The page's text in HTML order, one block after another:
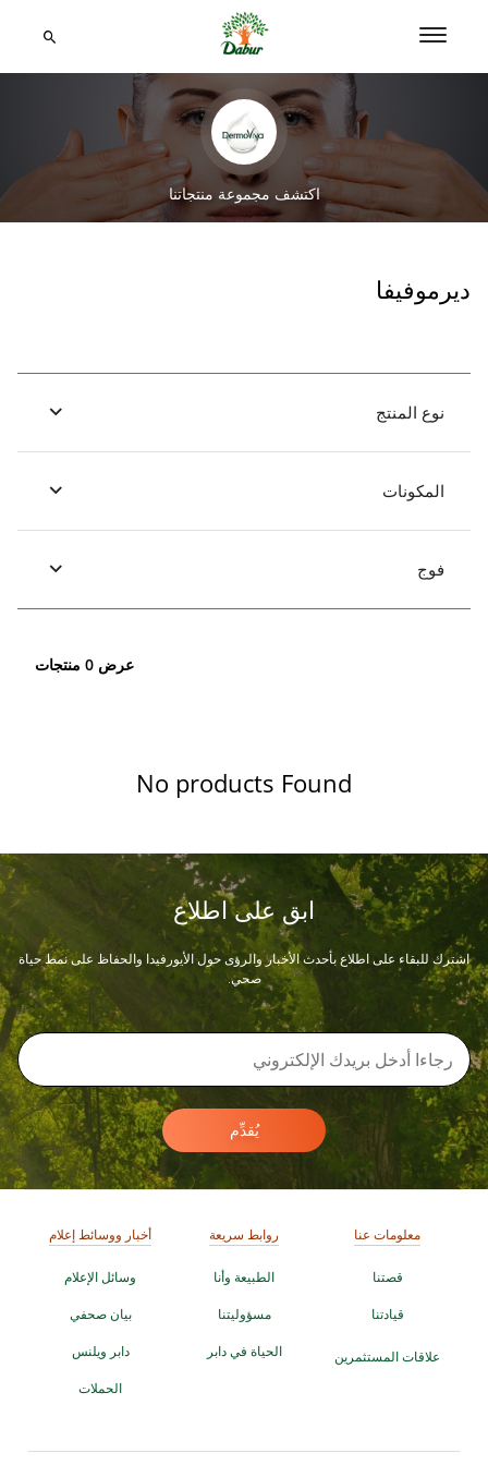
اكتشف مجموعة منتجاتنا
ديرموفيفا
نوع المنتج
المكونات
فوج
عرض 0 منتجات
No products Found
ابق على اطلاع
اشترك للبقاء على اطلاع بأحدث الأخبار والرؤى حول الأيورفيدا والحفاظ على نمط حياة
صحي.
يُقدِّم
معلومات عنا
قصتنا
قيادتنا
علاقات المستثمرين
روابط سريعة
الطبيعة وأنا
مسؤوليتنا
الحياة في دابر
أخبار ووسائط إعلام
وسائل الإعلام
بيان صحفي
دابر ويلنس
الحملات